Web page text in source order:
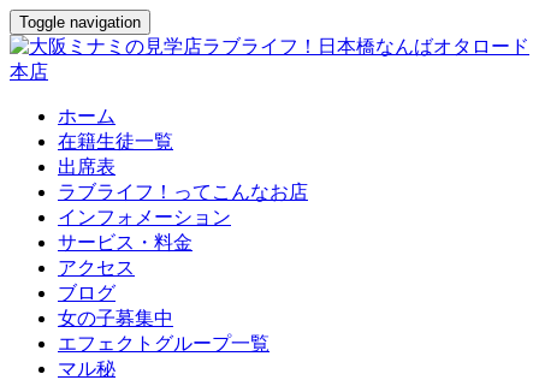
Toggle navigation
ホーム
在籍生徒一覧
出席表
ラブライフ！ってこんなお店
インフォメーション
サービス・料金
アクセス
ブログ
女の子募集中
エフェクトグループ一覧
マル秘